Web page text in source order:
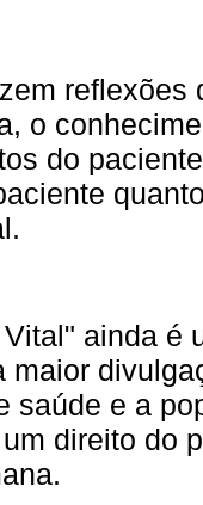
o
do
ainda é
maior
saúde e a
direito do